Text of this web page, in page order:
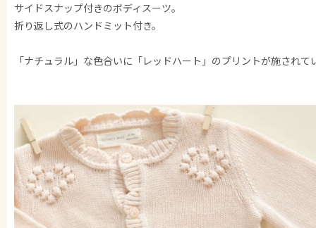
サイドスナップ付きのボディスーツ。
折り返し式のハンドミット付き。
「ナチュラル」な色合いに「レッドハート」のプリントが施されて